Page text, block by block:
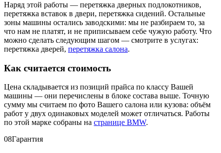
Наряд этой работы — перетяжка дверных подлокотников,
перетяжка вставок в двери, перетяжка сидений. Остальные
зоны машины остались заводскими: мы не разбираем то, за
что нам не платят, и не приписываем себе чужую работу. Что
можно сделать следующим шагом — смотрите в услугах:
перетяжка дверей, перетяжка салона.
Как считается стоимость
Цена складывается из позиций прайса по классу Вашей
машины — они перечислены в блоке состава выше. Точную
сумму мы считаем по фото Вашего салона или кузова: объём
работ у двух одинаковых моделей может отличаться. Работы
по этой марке собраны на странице BMW.
08Гарантия